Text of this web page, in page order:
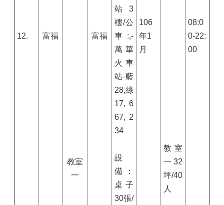
12. 富福 富福
站 3
樓/公
車:,-
萬華
火車
站-藍
28,綠
17, 6
67, 2
34
設
備：
桌子
30張/
106
年1
月
08:0
0-22:
00
教室
一
教室
一 32
坪/40
人